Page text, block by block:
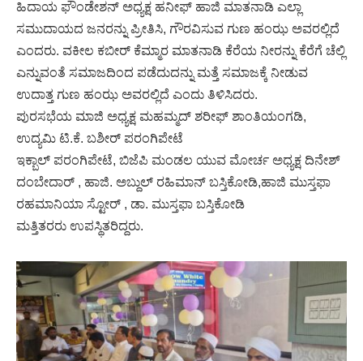
ಹಿದಾಯ ಫೌಂಡೇಶನ್ ಅಧ್ಯಕ್ಷ ಹನೀಫ್ ಹಾಜಿ ಮಾತನಾಡಿ ಎಲ್ಲಾ
ಸಮುದಾಯದ ಜನರನ್ನು ಪ್ರೀತಿಸಿ, ಗೌರವಿಸುವ ಗುಣ ಹಂಝ ಅವರಲ್ಲಿದೆ
ಎಂದರು. ವಕೀಲ ಕಬೀರ್ ಕೆಮ್ಮಾರ ಮಾತನಾಡಿ ಕೆರೆಯ ನೀರನ್ನು ಕೆರೆಗೆ ಚೆಲ್ಲಿ
ಎನ್ನುವಂತೆ ಸಮಾಜದಿಂದ‌ ಪಡೆದುದನ್ನು ಮತ್ತೆ ಸಮಾಜಕ್ಕೆ ನೀಡುವ
ಉದಾತ್ತ ಗುಣ ಹಂಝ ಅವರಲ್ಲಿದೆ ಎಂದು ತಿಳಿಸಿದರು.
ಪುರಸಭೆಯ ಮಾಜಿ ಅಧ್ಯಕ್ಷ ಮಹಮ್ಮದ್ ಶರೀಫ್ ಶಾಂತಿಯಂಗಡಿ,
ಉದ್ಯಮಿ ಟಿ.ಕೆ. ಬಶೀರ್ ಪರಂಗಿಪೇಟೆ
ಇಕ್ಬಾಲ್ ಪರಂಗಿಪೇಟೆ, ಬಿಜೆಪಿ ಮಂಡಲ ಯುವ ಮೋರ್ಚ ಅಧ್ಯಕ್ಷ ದಿನೇಶ್
ದಂಬೇದಾರ್ , ಹಾಜಿ. ಅಬ್ದುಲ್ ರಹಿಮಾನ್ ಬಸ್ತಿಕೋಡಿ,‌ಹಾಜಿ ಮುಸ್ತಫಾ
ರಹಮಾನಿಯಾ ಸ್ಟೋರ್ , ಡಾ. ಮುಸ್ತಫಾ ಬಸ್ತಿಕೋಡಿ
ಮತ್ತಿತರರು ಉಪಸ್ಥಿತರಿದ್ದರು.